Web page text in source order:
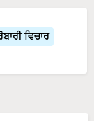
ਵਿਚਾਰ